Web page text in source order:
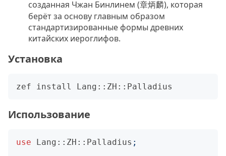
созданная Чжан Бинлинем (章炳麟), которая
берёт за основу главным образом
стандартизированные формы древних
китайских иероглифов.
Установка
Использование
use Lang::ZH::Palladius ;